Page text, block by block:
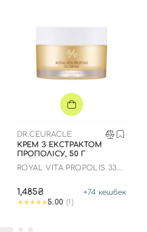
DR.CEURACLE
КРЕМ З ЕКСТРАКТОМ
ПРОПОЛІСУ, 50 Г
ROYAL VITA PROPOLIS 33
1,485₴ +74 кешбек
5.00 (1)